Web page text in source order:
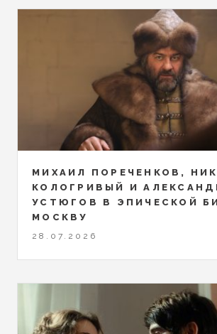
МИХАИЛ ПОРЕЧЕНКОВ,
КОЛОГРИВЫЙ И
УСТЮГОВ В ЭПИЧЕСКОЙ
МОСКВУ
28.07.2026